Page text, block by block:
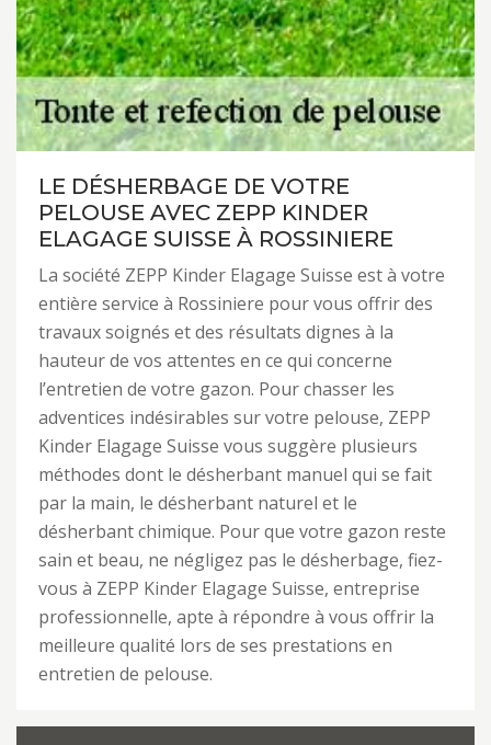
LE DÉSHERBAGE DE VOTRE
PELOUSE AVEC ZEPP KINDER
ELAGAGE SUISSE À ROSSINIERE
La société ZEPP Kinder Elagage Suisse est à votre
entière service à Rossiniere pour vous offrir des
travaux soignés et des résultats dignes à la
hauteur de vos attentes en ce qui concerne
l’entretien de votre gazon. Pour chasser les
adventices indésirables sur votre pelouse, ZEPP
Kinder Elagage Suisse vous suggère plusieurs
méthodes dont le désherbant manuel qui se fait
par la main, le désherbant naturel et le
désherbant chimique. Pour que votre gazon reste
sain et beau, ne négligez pas le désherbage, fiez-
vous à ZEPP Kinder Elagage Suisse, entreprise
professionnelle, apte à répondre à vous offrir la
meilleure qualité lors de ses prestations en
entretien de pelouse.